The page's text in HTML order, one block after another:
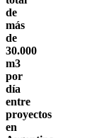
de
más
de
30.000
m3
por
día
entre
proyectos
en